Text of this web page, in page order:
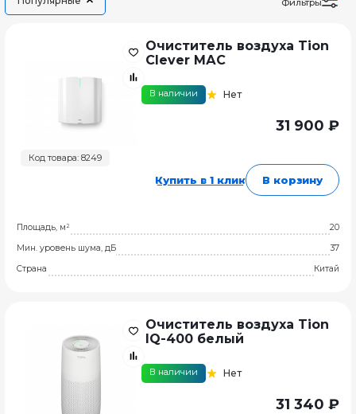
Фильтры
Код товара: 8249
Очиститель воздуха Tion
Clever МАC
В наличии Нет
31 900 ₽
Купить в 1 клик В корзину
Площадь, м²
20
Мин. уровень шума, дБ
37
Страна
Китай
Очиститель воздуха Tion
IQ-400 белый
В наличии Нет
31 340 ₽